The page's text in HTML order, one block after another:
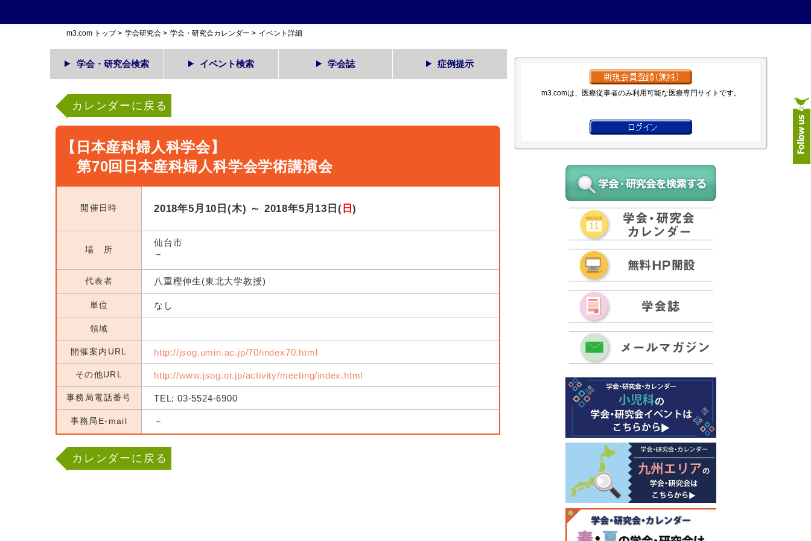
m3.com トップ> 学会研究会 > 学会・研究会カレンダー > イベント詳細
学会・研究会検索 イベント検索 学会誌 症例提示
カレンダーに戻る
【日本産科婦人科学会】
第70回日本産科婦人科学会学術講演会
開催日時 2018年5月10日(木) ～ 2018年5月13日( 日)
場 所
仙台市
－
代表者 八重樫伸生(東北大学教授)
単位 なし
領域
開催案内URL http://jsog.umin.ac.jp/70/index70.html
その他URL http://www.jsog.or.jp/activity/meeting/index.html
事務局電話番号 TEL: 03-5524-6900
事務局E-mail －
カレンダーに戻る
m3.comは、医療従事者のみ利用可能な医療専門サイトです。